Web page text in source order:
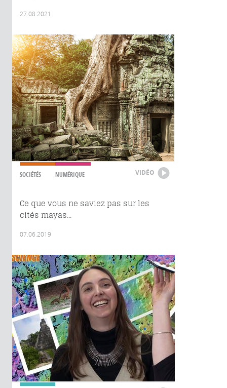
27.08.2021
SOCIÉTÉS NUMÉRIQUE VIDÉO
Ce que vous ne saviez pas sur les
cités mayas...
07.06.2019